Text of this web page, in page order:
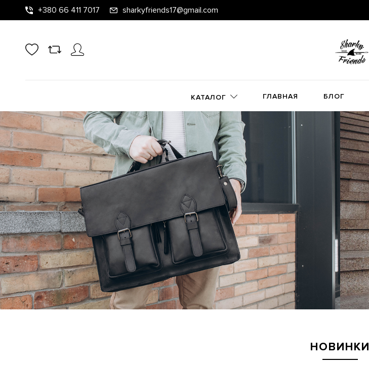
+380 66 411 7017 sharkyfriends17@gmail.com
КАТАЛОГ ГЛАВНАЯ БЛОГ
НОВИНКИ